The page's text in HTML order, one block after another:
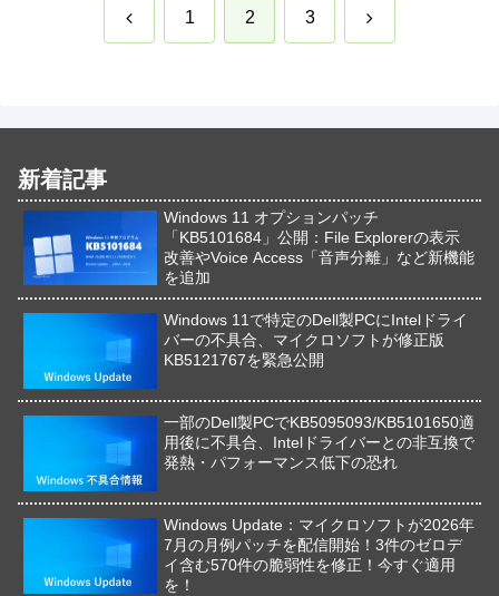
前 1 2 3 次
新着記事
Windows 11 オプションパッチ
「KB5101684」公開：File Explorerの表示
改善やVoice Access「音声分離」など新機能
を追加
Windows 11で特定のDell製PCにIntelドライ
バーの不具合、マイクロソフトが修正版
KB5121767を緊急公開
一部のDell製PCでKB5095093/KB5101650適
用後に不具合、Intelドライバーとの非互換で
発熱・パフォーマンス低下の恐れ
Windows Update：マイクロソフトが2026年
7月の月例パッチを配信開始！3件のゼロデ
イ含む570件の脆弱性を修正！今すぐ適用
を！